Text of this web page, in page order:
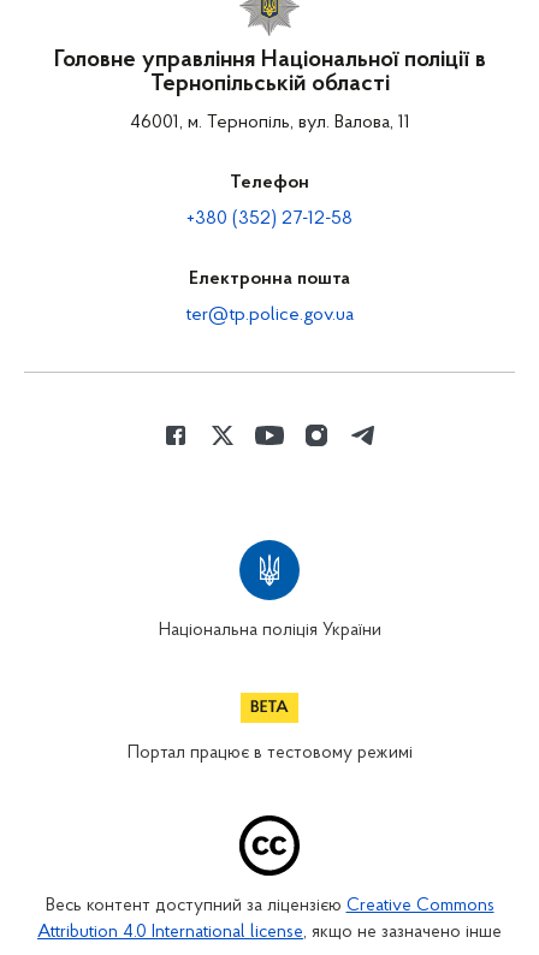
Головне управління Національної поліції в
Тернопільській області
46001, м. Тернопіль, вул. Валова, 11
Телефон
+380 (352) 27-12-58
Електронна пошта
ter@tp.police.gov.ua
Національна поліція України
Портал працює в тестовому режимі
Весь контент доступний за ліцензією Creative Commons
Attribution 4.0 International license, якщо не зазначено інше